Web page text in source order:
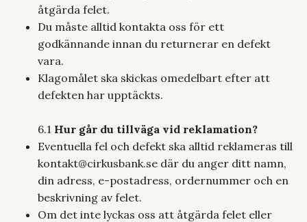
åtgärda felet.
Du måste alltid kontakta oss för ett
godkännande innan du returnerar en defekt
vara.
Klagomålet ska skickas omedelbart efter att
defekten har upptäckts.
6.1 Hur går du tillväga vid reklamation?
Eventuella fel och defekt ska alltid reklameras till
kontakt@cirkusbank.se där du anger ditt namn,
din adress, e-postadress, ordernummer och en
beskrivning av felet.
Om det inte lyckas oss att åtgärda felet eller